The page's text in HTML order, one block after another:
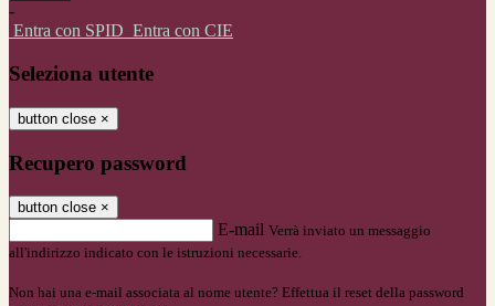
-
Entra con SPID Entra con CIE
Seleziona utente
button close ×
Recupero password
button close ×
E-mail Verrà inviato un messaggio
all'indirizzo indicato con le istruzioni necessarie.
Non hai una e-mail associata al nome utente? Effettua il reset della password